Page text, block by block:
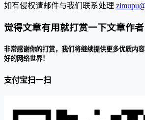
如有侵权请邮件与我们联系处理
觉得文章有用就打赏一下文章作者
非常感谢你的打赏，我们将继续提供更多优质内
好的网络世界！
支付宝扫一扫